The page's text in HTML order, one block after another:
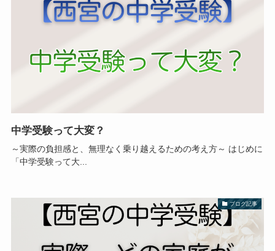
中学受験って大変？
～実際の負担感と、無理なく乗り越えるための考え方～ はじめに
「中学受験って大...
ブログ記事